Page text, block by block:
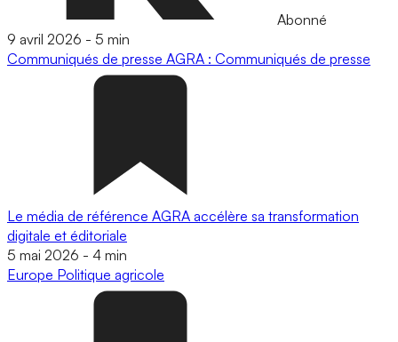
Abonné
9 avril 2026 - 5 min
Communiqués de presse AGRA : Communiqués de presse
Le média de référence AGRA accélère sa transformation
digitale et éditoriale
5 mai 2026 - 4 min
Europe Politique agricole